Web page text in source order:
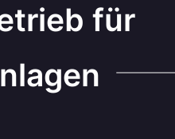
für